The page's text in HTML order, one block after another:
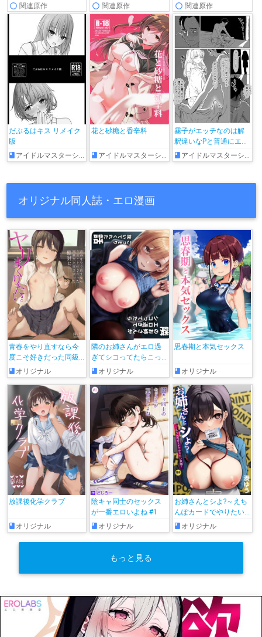
関連原作
だぶるはキス リメイク
版
アイドルマスターシャイニーカラーズ
関連原作
花と砂糖と香辛料
アイドルマスターシャイニーカラーズ
関連原作
霧子がエッチなのは解
釈違いなPと普通にエッ
チな霧子のエロ漫画
アイドルマスターシャイニーカラーズ
オリジナル同人誌・エロ漫画
青春をやり直すなら今
度こそ好きだった同級
生と付き合って絶対ヤ
リまくりたい。
オリジナル
隣のお姉さんがエロ過
ぎてシコってたらこっ
そり抜いてくれた話
オリジナル
思春期と本気セックス
オリジナル
放課後化学クラブ
オリジナル
陰キャ同士のセックス
が一番エロいよね #1
オリジナル
お姉さんとシよ?～えち
んぽカードでやりたい
放題～
オリジナル
もっと見る